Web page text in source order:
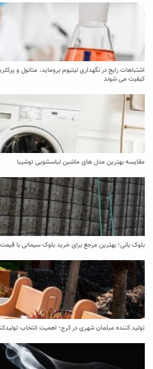
اشتباهات رایج در نگهداری لیتیوم بروماید، متانول و
کیفیت می‌ شوند
مقایسه بهترین مدل ‌های ماشین لباسشویی توشیبا
بلوک بانی؛ بهترین مرجع برای خرید بلوک سیمانی با
تولید کننده مبلمان شهری در کرج؛ اهمیت انتخاب